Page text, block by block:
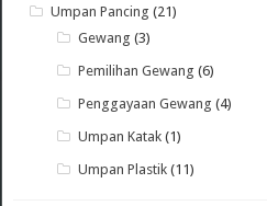
Umpan Pancing (21)
Gewang (3)
Pemilihan Gewang (6)
Penggayaan Gewang (4)
Umpan Katak (1)
Umpan Plastik (11)